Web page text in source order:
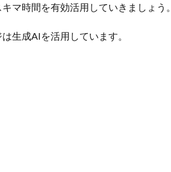
マ時間を有効活用していきましょう。
生成AIを活用しています。